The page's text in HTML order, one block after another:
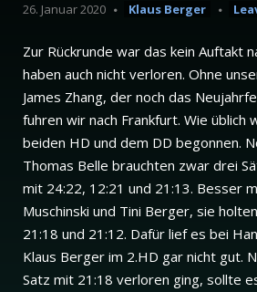
26. Januar 2020 Klaus Berger
Zur Rückrunde war das kein Auftakt
haben auch nicht verloren. Ohne
James Zhang, der noch das
fuhren wir nach Frankfurt. Wie üblich
beiden HD und dem DD begonnen.
Thomas Belle brauchten zwar drei
mit 24:22, 12:21 und 21:13. Besser
Muschinski und Tini Berger, sie
21:18 und 21:12. Dafür lief es bei
Klaus Berger im 2.HD gar nicht gut.
Satz mit 21:18 verloren ging, sollte